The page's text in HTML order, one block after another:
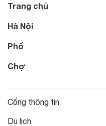
Trang chủ
Hà Nội
Phố
Chợ
Cổng thông tin
Du lịch